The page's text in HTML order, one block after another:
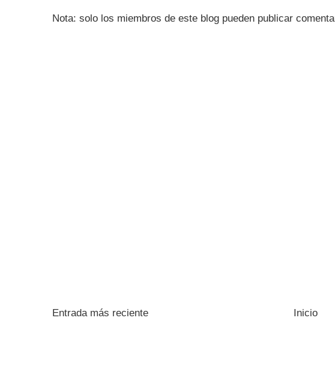
Nota: solo los miembros de este blog pueden publicar
Entrada más reciente Inicio